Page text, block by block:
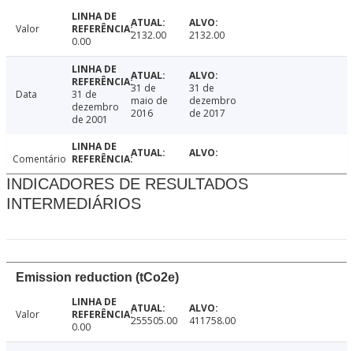
Valor
0.00
2132.00 2132.00
Data
31 de
dezembro
de 2001
31 de
maio de
2016
31 de
dezembro
de 2017
Comentário
INDICADORES DE RESULTADOS
INTERMEDIÁRIOS
Emission reduction (tCo2e)
Valor
0.00
255505.00 411758.00